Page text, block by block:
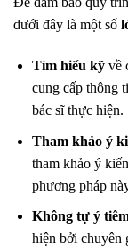
dưới đây là một số
Tìm hiểu kỹvề
cung cấp thông
bác sĩ thực hiện.
Tham khảo ý
tham khảo ý
phương pháp
Không tự ý
hiện bởi chuyên